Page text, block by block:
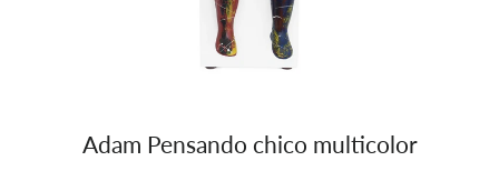
Adam Pensando chico multicolor